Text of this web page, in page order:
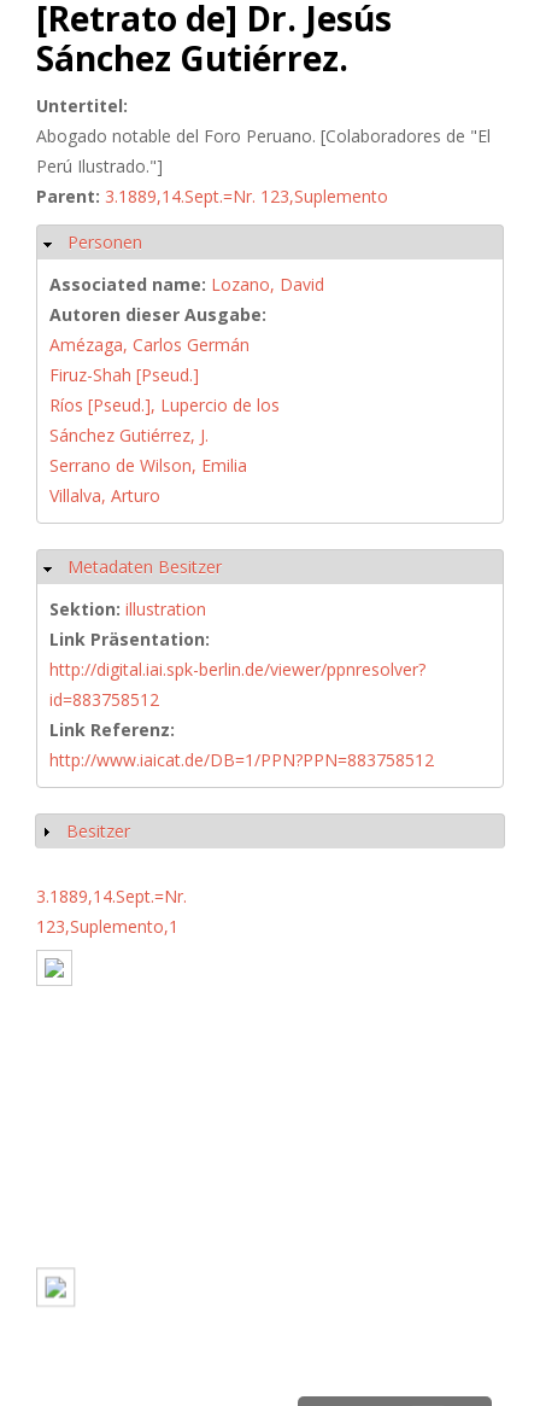
[Retrato de] Dr. Jesús
Sánchez Gutiérrez.
Untertitel:
Abogado notable del Foro Peruano. [Colaboradores de "El
Perú Ilustrado."]
Parent: 3.1889,14.Sept.=Nr. 123,Suplemento
Hide
Personen
Associated name: Lozano, David
Autoren dieser Ausgabe:
Amézaga, Carlos Germán
Firuz-Shah [Pseud.]
Ríos [Pseud.], Lupercio de los
Sánchez Gutiérrez, J.
Serrano de Wilson, Emilia
Villalva, Arturo
Hide
Metadaten Besitzer
Sektion: illustration
Link Präsentation:
http://digital.iai.spk-berlin.de/viewer/ppnresolver?
id=883758512
Link Referenz:
http://www.iaicat.de/DB=1/PPN?PPN=883758512
Show
Besitzer
3.1889,14.Sept.=Nr.
123,Suplemento,1